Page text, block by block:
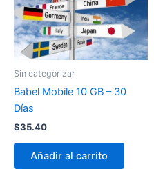
Sin categorizar
Babel Mobile 10 GB – 30
Días
$35.40
Añadir al carrito